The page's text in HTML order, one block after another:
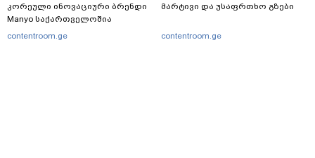
კორეული ინოვაციური ბრენდი
Manyo საქართველოშია
contentroom.ge
მარტივი და უსაფრთხო გზები
contentroom.ge